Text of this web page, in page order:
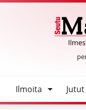
Ilmoita Jutut